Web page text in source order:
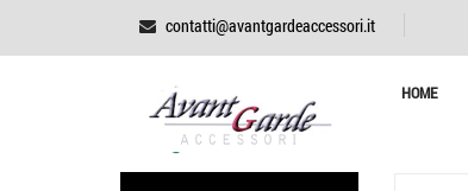
contatti@avantgardeaccessori.it
HOME